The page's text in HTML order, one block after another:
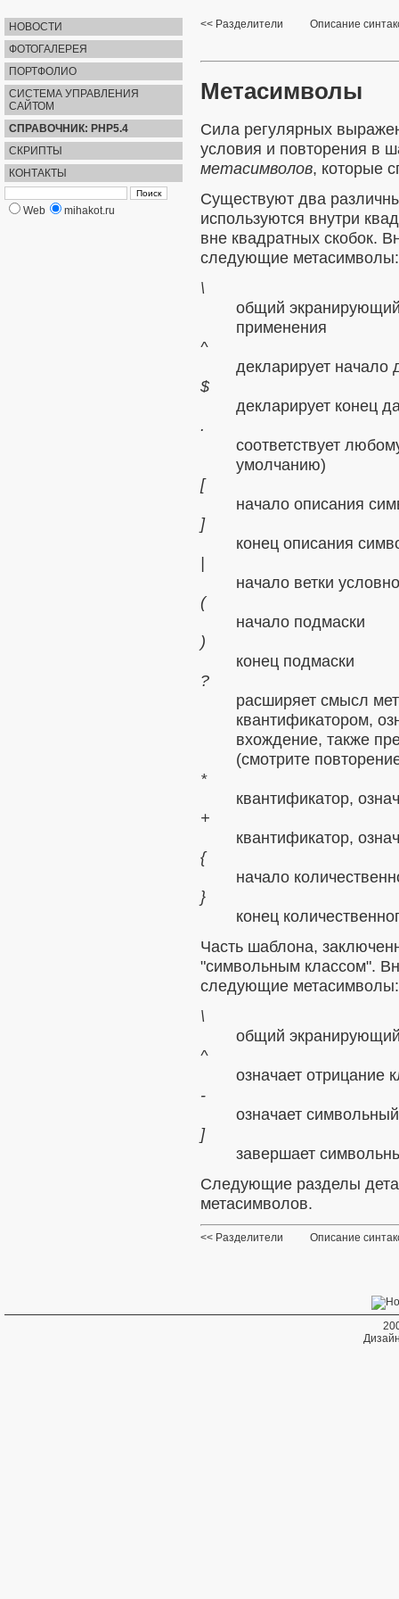
НОВОСТИ
ФОТОГАЛЕРЕЯ
ПОРТФОЛИО
СИСТЕМА УПРАВЛЕНИЯ
САЙТОМ
СПРАВОЧНИК: PHP5.4
СКРИПТЫ
КОНТАКТЫ
Web mihakot.ru
Разделители Описание
Метасимволы
Сила регулярных
условия и повторения в
метасимволов, которые
Существуют два
используются внутри
вне квадратных скобок.
следующие метасимволы:
\
общий
применения
^
декларирует начало
$
декларирует конец
.
соответствует
умолчанию)
[
начало описания
]
конец описания
|
начало ветки
(
начало подмаски
)
конец подмаски
?
расширяет смысл
квантификатором,
вхождение, также
(смотрите
*
квантификатор,
+
квантификатор,
{
начало
}
конец
Часть шаблона,
"символьным классом".
следующие метасимволы:
\
общий
^
означает отрицание
-
означает
]
завершает
Следующие разделы
метасимволов.
Разделители Описание